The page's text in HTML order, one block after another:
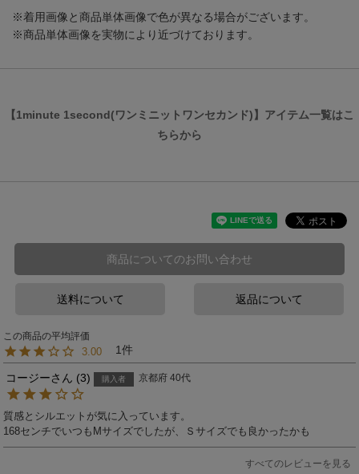
※着用画像と商品単体画像で色が異なる場合がございます。
※商品単体画像を実物により近づけております。
【1minute 1second(ワンミニットワンセカンド)】アイテム一覧はこ
ちらから
商品についてのお問い合わせ
送料について 返品について
3.00 1
コージー 3 購入者 京都府 40代
質感とシルエットが気に入っています。
168センチでいつもМサイズでしたが、Ｓサイズでも良かったかも
すべてのレビューを見る